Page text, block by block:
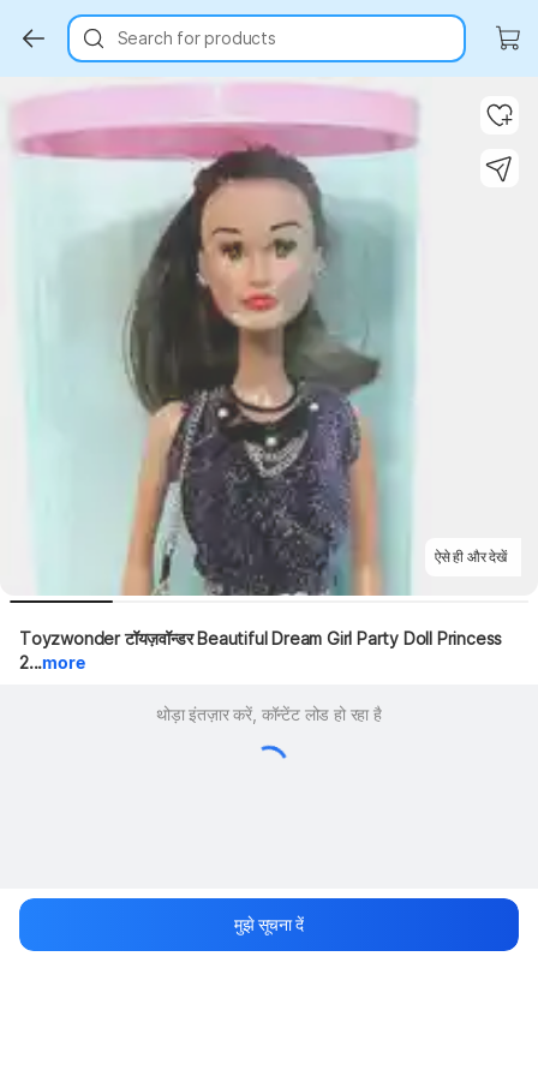
Search for products
ऐसे ही और देखें
Toyzwonder टॉयज़वॉन्डर Beautiful Dream Girl Party Doll Princess
2...more
थोड़ा इंतज़ार करें, कॉन्टेंट लोड हो रहा है
मुझे सूचना दें